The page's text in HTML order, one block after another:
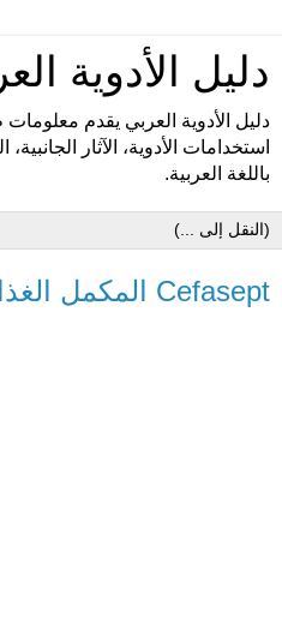
دليل الأدوية
دليل الأدوية العربي يقدم
استخدامات الأدوية، الآثار
باللغة العربية.
Cefasept المكمل الغذائي